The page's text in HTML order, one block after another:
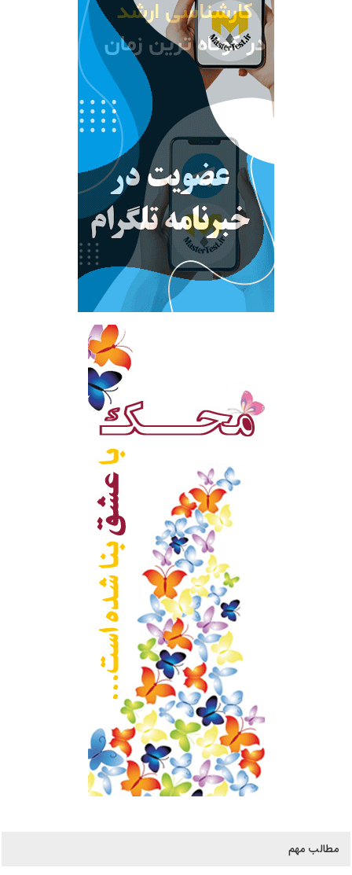
مطالب مهم